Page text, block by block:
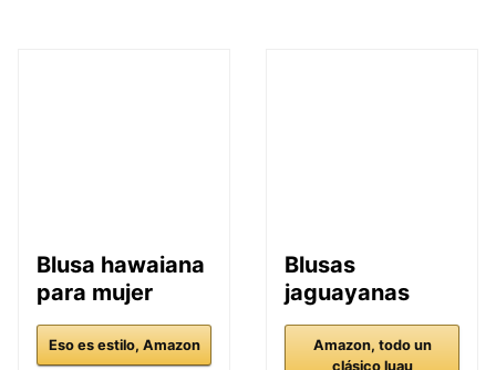
Blusa hawaiana
para mujer
Eso es estilo, Amazon
Blusas
jaguayanas
Amazon, todo un
clásico luau